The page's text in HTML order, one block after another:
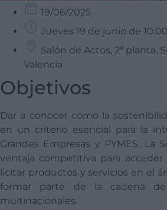
19/06/2025
Jueves 19 de junio de
Salón de Actos, 2ª planta.
Valencia
Objetivos
Dar a conocer cómo la
en un criterio esencial para la
Grandes Empresas y PYMES. La
ventaja competitiva para acceder
licitar productos y servicios en el
formar parte de la cadena
multinacionales.